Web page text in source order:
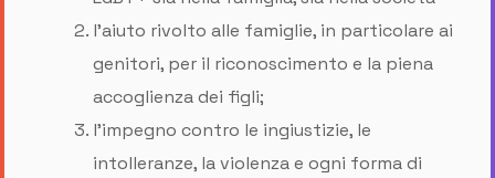
l’aiuto rivolto alle famiglie, in particolare ai
genitori, per il riconoscimento e la piena
accoglienza dei figli;
l’impegno contro le ingiustizie, le
intolleranze, la violenza e ogni forma di